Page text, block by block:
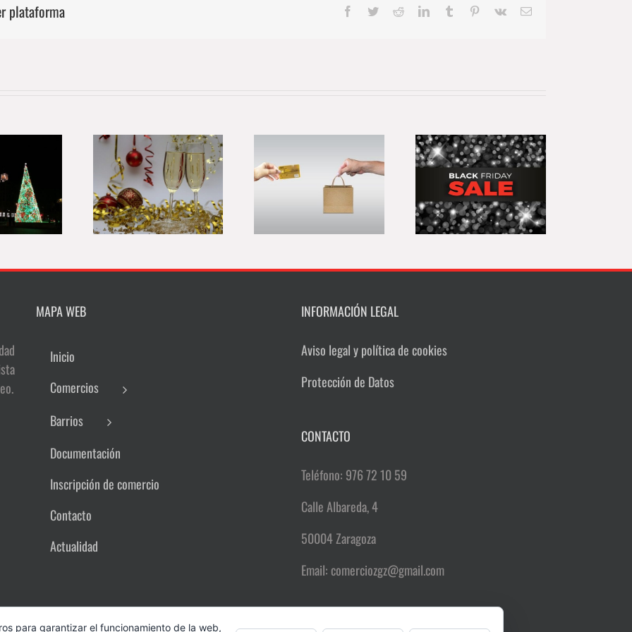
plataforma Facebook
TwitterRedditLinkedInTumblr Pinterest
Vk
Correo
Centro de
Zaragoza da la
a la
con un
para
comercio.
Zaragoza impulsa
un nuevo Plan de
Comercio a cuatro
años para mejorar
la digitalización del
El Black Friday en
el pequeño
imaginación a la
MAPA WEB
Inicio
Comercios
Barrios
Documentación
Inscripción de comercio
Contacto
Actualidad
INFORMACIÓN LEGAL
Aviso legal y política de cookies
Protección de Datos
CONTACTO
Teléfono: 976 72 10 59
Calle Albareda, 4
50004 Zaragoza
Email: comerciozgz@gmail.com
para garantizar el funcionamiento de la web,